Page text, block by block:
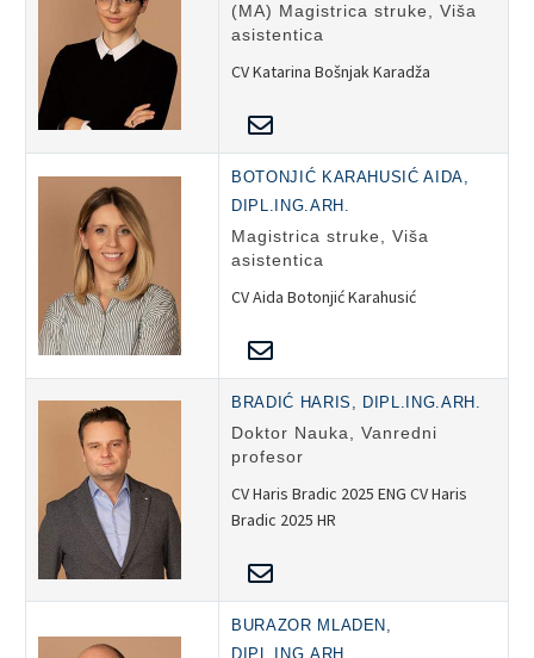
(MA) Magistrica struke, Viša
asistentica
CV Katarina Bošnjak Karadža
BOTONJIĆ KARAHUSIĆ AIDA,
DIPL.ING.ARH.
Magistrica struke, Viša
asistentica
CV Aida Botonjić Karahusić
BRADIĆ HARIS, DIPL.ING.ARH.
Doktor Nauka, Vanredni
profesor
CV Haris Bradic 2025 ENG CV Haris
Bradic 2025 HR
BURAZOR MLADEN,
DIPL.ING.ARH.